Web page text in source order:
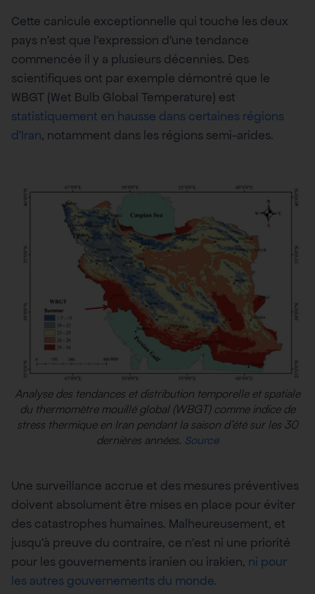
Cette canicule exceptionnelle qui touche les deux
pays n’est que l’expression d’une tendance
commencée il y a plusieurs décennies. Des
scientifiques ont par exemple démontré que le
WBGT (Wet Bulb Global Temperature) est
statistiquement en hausse dans certaines régions
d’Iran, notamment dans les régions semi-arides.
Analyse des tendances et distribution temporelle et spatiale
du thermomètre mouillé global (WBGT) comme indice de
stress thermique en Iran pendant la saison d’été sur les 30
dernières années. Source
Une surveillance accrue et des mesures préventives
doivent absolument être mises en place pour éviter
des catastrophes humaines. Malheureusement, et
jusqu’à preuve du contraire, ce n’est ni une priorité
pour les gouvernements iranien ou irakien, ni pour
les autres gouvernements du monde.